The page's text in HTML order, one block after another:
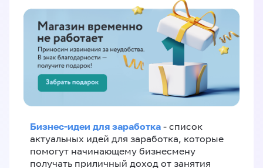
Бизнес-идеи для заработка - список
актуальных идей для заработка, которые
помогут начинающему бизнесмену
получать приличный доход от занятия